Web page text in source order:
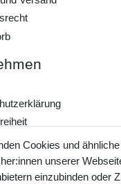
Cookies und
unserer
einzubinden oder